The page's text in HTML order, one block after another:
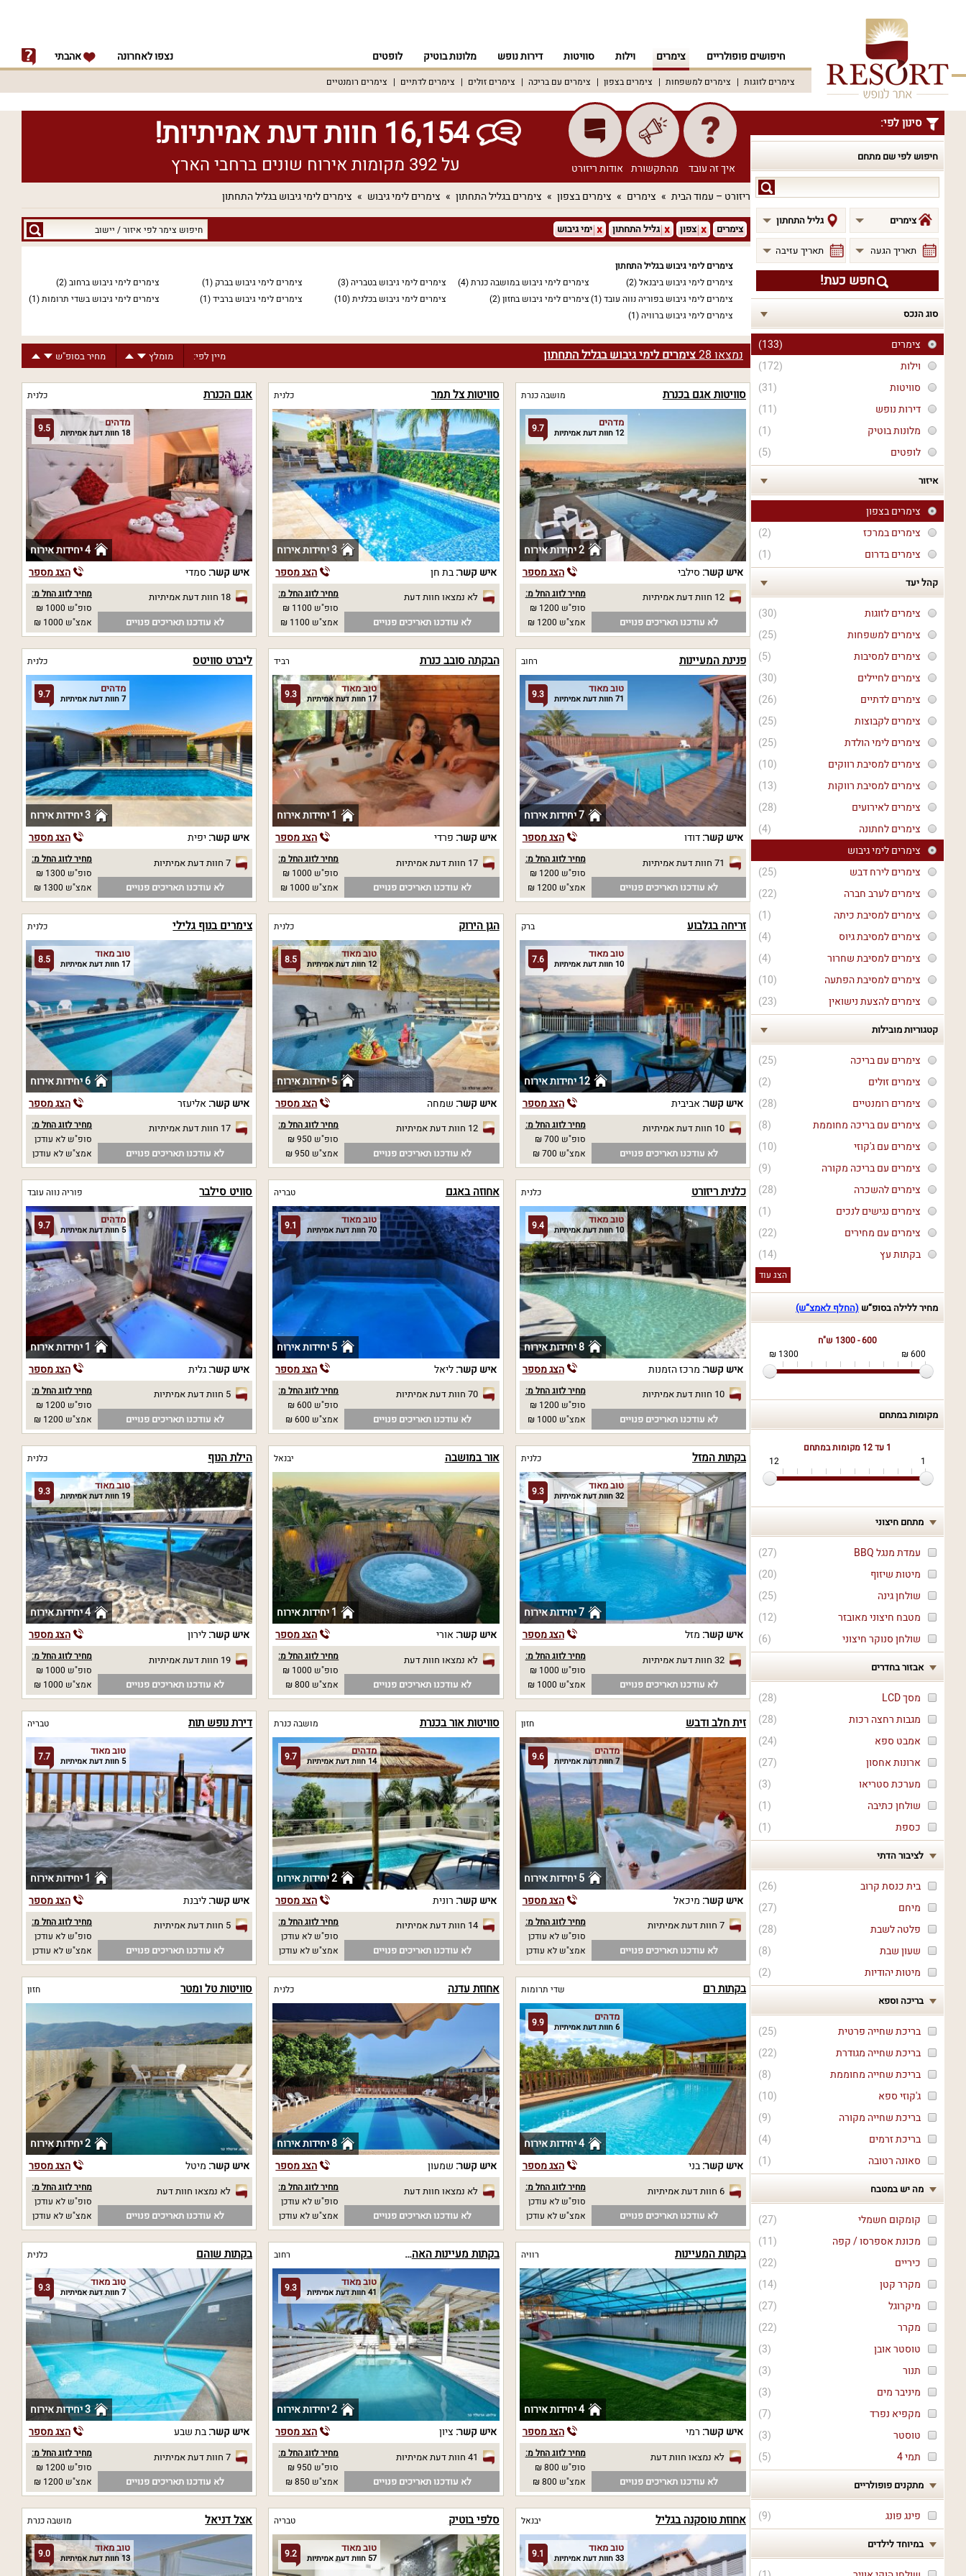
חיפושים פופולריים צימרים וילות סוויטות דירות נופש מלונות בוטיק לופטים נצפו לאחרונה אהבתי
צימרים לזוגות צימרים למשפחות צימרים בצפון צימרים עם בריכה צימרים זולים צימרים לדתיים צימרים רומנטיים
סינון לפי:
חיפוש לפי שם מתחם
לפי
שם
מתחם
צימרים גליל התחתון
תאריך הגעה תאריך עזיבה
חפש כעת!
סוג הנכס
(133)
צימרים
(172)
וילות
(31)
סוויטות
(11)
דירות נופש
(1)
מלונות בוטיק
(5)
לופטים
איזור
צימרים בצפון
(2)
צימרים במרכז
(1)
צימרים בדרום
קהל יעד
(30)
צימרים לזוגות
(25)
צימרים למשפחות
(5)
צימרים למסיבות
(30)
צימרים לחיילים
(26)
צימרים לדתיים
(25)
צימרים לקבוצות
(25)
צימרים לימי הולדת
(10)
צימרים למסיבת רווקים
(13)
צימרים למסיבת רווקות
(28)
צימרים לאירועים
(4)
צימרים לחתונה
צימרים לימי גיבוש
(25)
צימרים לירח דבש
(22)
צימרים לערב חברה
(1)
צימרים למסיבת כיתה
(4)
צימרים למסיבת גיוס
(4)
צימרים למסיבת שחרור
(10)
צימרים למסיבת הפתעה
(23)
צימרים להצעת נישואין
קטגוריות מובילות
(25)
צימרים עם בריכה
(2)
צימרים זולים
(28)
צימרים רומנטיים
(8)
צימרים עם בריכה מחוממת
(10)
צימרים עם ג'קוזי
(9)
צימרים עם בריכה מקורה
(28)
צימרים להשכרה
(1)
צימרים נגישים לנכים
(22)
צימרים עם מחירים
(14)
בקתות עץ
הצג עוד
מחיר ללילה בסופ“ש (החלף לאמצ“ש)
600 - 1300 ש"ח
600 ₪
1300 ₪
מקומות במתחם
1 עד 12
מקומות במתחם
1
12
מתחם חיצוני
(
27
)
עמדת מנגל BBQ
(
20
)
מיטות שיזוף
(
25
)
שולחן גינה
(
12
)
מטבח חיצוני מאובזר
(
6
) שולחן סנוקר חיצוני
אבזור בחדרים
(
28
)
מסך LCD
(
28
)
מגבות רחצה רכות
(
24
)
אמבט ספא
(
27
)
ארונות אחסון
(
3
)
מערכת סטריאו
(
1
)
שולחן כתיבה
(
1
) כספת
לציבור הדתי
(
26
)
בית כנסת קרוב
(
27
)
מיחם
(
28
)
פלטה לשבת
(
8
)
שעון שבת
(
2
) מיטות יהודיות
בריכה וספא
(
25
)
בריכת שחייה פרטית
(
22
)
בריכת שחייה מגודרת
(
8
)
בריכת שחייה מחוממת
(
10
)
ג'קוזי ספא
(
9
)
בריכת שחייה מקורה
(
4
)
בריכת זרמים
(
1
) סאונה רטובה
מה יש במטבח
(
27
)
קומקום חשמלי
(
11
)
מכונת אספרסו / קפה
(
22
)
כיריים
(
14
)
מקרר קטן
(
27
)
מיקרוגל
(
22
)
מקרר
(
3
)
טוסטר אובן
(
3
)
תנור
(
3
)
מיניבר מים
(
7
)
מקפיא נפרד
(
3
)
טוסטר
(
5
) תמי 4
מתקנים פופולריים
(
9
) פינג פונג
במיוחד לילדים
איך זה עובד מהתקשורת אודות ריזורט
16,154 חוות דעת אמיתיות!
על 392 מקומות אירוח שונים ברחבי הארץ
ריזורט – עמוד הבית צימרים צימרים בצפון צימרים בגליל התחתון צימרים לימי גיבוש צימרים לימי גיבוש בגליל התחתון
חיפוש
צימר
איזור
/
צימרים צפון גליל התחתון ימי גיבוש
צימרים לימי גיבוש בגליל התחתון
צימרים לימי גיבוש ביבנאל(2) צימרים לימי גיבוש במושבה כנרת(4) צימרים לימי גיבוש בטבריה(3) צימרים לימי גיבוש בברק (1) צימרים לימי גיבוש ברחוב(2)
צימרים לימי גיבוש בפוריה נווה עובד(1) צימרים לימי גיבוש בחזון(2) צימרים לימי גיבוש בכלנית(10) צימרים לימי גיבוש ברביד(1) צימרים לימי גיבוש בשדי תרומות(1)
צימרים לימי גיבוש ברוויה(1)
נמצאו28צימרים לימי גיבוש בגליל התחתון מיין לפי: מומלץ מחיר בסופ"ש
סוויטות אגם בכנרת מושבה כנרת
9.7 מדהים
12 חוות דעת אמיתיות
2 יחידות אירוח
איש קשר: סילבי הצג מספר
12 חוות דעת אמיתיות
לא עודכנו תאריכים פנויים
מחיר לזוג החל מ:
סופ"ש 1200 ₪
אמצ"ש 1200 ₪
סוויטות צל תמר כלנית
3 יחידות אירוח
איש קשר:בת חן הצג מספר
לא נמצאו חוות דעת
לא עודכנו תאריכים פנויים
מחיר לזוג החל מ:
סופ"ש 1100 ₪
אמצ"ש 1100 ₪
אגם הכנרת כלנית
9.5 מדהים
18 חוות דעת אמיתיות
4 יחידות אירוח
איש קשר: סמדי הצג מספר
18 חוות דעת אמיתיות
לא עודכנו תאריכים פנויים
מחיר לזוג החל מ:
סופ"ש 1000 ₪
אמצ"ש 1000 ₪
פנינת המעיינות רחוב
9.3 טוב מאוד
71 חוות דעת אמיתיות
7 יחידות אירוח
איש קשר:דודו הצג מספר
71 חוות דעת אמיתיות
לא עודכנו תאריכים פנויים
מחיר לזוג החל מ:
סופ"ש 1200 ₪
אמצ"ש 1200 ₪
הבקתה סובב כנרת רביד
9.3 טוב מאוד
17 חוות דעת אמיתיות
1 יחידות אירוח
איש קשר: פרדי הצג מספר
17 חוות דעת אמיתיות
לא עודכנו תאריכים פנויים
מחיר לזוג החל מ:
סופ"ש 1000 ₪
אמצ"ש 1000 ₪
ליברט סוויטס כלנית
9.7 מדהים
7 חוות דעת אמיתיות
3 יחידות אירוח
איש קשר:יפית הצג מספר
7 חוות דעת אמיתיות
לא עודכנו תאריכים פנויים
מחיר לזוג החל מ:
סופ"ש 1300 ₪
אמצ"ש 1300 ₪
זריחה בגלבוע ברק
7.6 טוב מאוד
10 חוות דעת אמיתיות
12 יחידות אירוח
איש קשר: אביבית הצג מספר
10 חוות דעת אמיתיות
לא עודכנו תאריכים פנויים
מחיר לזוג החל מ:
סופ"ש 700 ₪
אמצ"ש 700 ₪
הגן הירוק כלנית
8.5 טוב מאוד
12 חוות דעת אמיתיות
5 יחידות אירוח
איש קשר: שמחה הצג מספר
12 חוות דעת אמיתיות
לא עודכנו תאריכים פנויים
מחיר לזוג החל מ:
סופ"ש 950 ₪
אמצ"ש 950 ₪
צימרים בנוף גלילי כלנית
8.5 טוב מאוד
17 חוות דעת אמיתיות
6 יחידות אירוח
איש קשר: אליעזר הצג מספר
17 חוות דעת אמיתיות
לא עודכנו תאריכים פנויים
מחיר לזוג החל מ:
סופ"ש לא עודכן
אמצ"ש לא עודכן
כלנית ריזורט כלנית
9.4 טוב מאוד
10 חוות דעת אמיתיות
8 יחידות אירוח
איש קשר: מרכז הזמנות הצג מספר
10 חוות דעת אמיתיות
לא עודכנו תאריכים פנויים
מחיר לזוג החל מ:
סופ"ש 1200 ₪
אמצ"ש 1000 ₪
אחוזה באגם טבריה
9.1 טוב מאוד
70 חוות דעת אמיתיות
5 יחידות אירוח
איש קשר:ליאל הצג מספר
70 חוות דעת אמיתיות
לא עודכנו תאריכים פנויים
מחיר לזוג החל מ:
סופ"ש 600 ₪
אמצ"ש 600 ₪
סוויט סילבר פוריה נווה עובד
9.7 מדהים
5 חוות דעת אמיתיות
1 יחידות אירוח
איש קשר:גלית הצג מספר
5 חוות דעת אמיתיות
לא עודכנו תאריכים פנויים
מחיר לזוג החל מ:
סופ"ש 1200 ₪
אמצ"ש 1200 ₪
בקתות המזל כלנית
9.3 טוב מאוד
32 חוות דעת אמיתיות
7 יחידות אירוח
איש קשר: מזל הצג מספר
32 חוות דעת אמיתיות
לא עודכנו תאריכים פנויים
מחיר לזוג החל מ:
סופ"ש 1000 ₪
אמצ"ש 1000 ₪
אור במושבה יבנאל
1 יחידות אירוח
איש קשר: אורי הצג מספר
לא נמצאו חוות דעת
לא עודכנו תאריכים פנויים
מחיר לזוג החל מ:
סופ"ש 1000 ₪
אמצ"ש 800 ₪
הילת הנוף כלנית
9.3 טוב מאוד
19 חוות דעת אמיתיות
4 יחידות אירוח
איש קשר:לירון הצג מספר
19 חוות דעת אמיתיות
לא עודכנו תאריכים פנויים
מחיר לזוג החל מ:
סופ"ש 1000 ₪
אמצ"ש 1000 ₪
זית חלב ודבש חזון
9.6 מדהים
7 חוות דעת אמיתיות
5 יחידות אירוח
איש קשר: מיכאל הצג מספר
7 חוות דעת אמיתיות
לא עודכנו תאריכים פנויים
מחיר לזוג החל מ:
סופ"ש לא עודכן
אמצ"ש לא עודכן
סוויטות אור בכנרת מושבה כנרת
9.7 מדהים
14 חוות דעת אמיתיות
2 יחידות אירוח
איש קשר: רונית הצג מספר
14 חוות דעת אמיתיות
לא עודכנו תאריכים פנויים
מחיר לזוג החל מ:
סופ"ש לא עודכן
אמצ"ש לא עודכן
דירת נופש תות טבריה
7.7 טוב מאוד
5 חוות דעת אמיתיות
1 יחידות אירוח
איש קשר:ליבנת הצג מספר
5 חוות דעת אמיתיות
לא עודכנו תאריכים פנויים
מחיר לזוג החל מ:
סופ"ש לא עודכן
אמצ"ש לא עודכן
בקתות רם שדי תרומות
9.9 מדהים
6 חוות דעת אמיתיות
4 יחידות אירוח
איש קשר:בני הצג מספר
6 חוות דעת אמיתיות
לא עודכנו תאריכים פנויים
מחיר לזוג החל מ:
סופ"ש לא עודכן
אמצ"ש לא עודכן
אחוזת עדנה כלנית
8 יחידות אירוח
איש קשר: שמעון הצג מספר
לא נמצאו חוות דעת
לא עודכנו תאריכים פנויים
מחיר לזוג החל מ:
סופ"ש לא עודכן
אמצ"ש לא עודכן
סוויטות טל ומטר חזון
2 יחידות אירוח
איש קשר: מיטל הצג מספר
לא נמצאו חוות דעת
לא עודכנו תאריכים פנויים
מחיר לזוג החל מ:
סופ"ש לא עודכן
אמצ"ש לא עודכן
בקתות המעיינות רוויה
4 יחידות אירוח
איש קשר: רמי הצג מספר
לא נמצאו חוות דעת
לא עודכנו תאריכים פנויים
מחיר לזוג החל מ:
סופ"ש 800 ₪
אמצ"ש 800 ₪
בקתות מעיינות האהבה רחוב
9.3 טוב מאוד
41 חוות דעת אמיתיות
2 יחידות אירוח
איש קשר: ציון הצג מספר
41 חוות דעת אמיתיות
לא עודכנו תאריכים פנויים
מחיר לזוג החל מ:
סופ"ש 950 ₪
אמצ"ש 850 ₪
בקתות שוהם כלנית
9.3 טוב מאוד
7 חוות דעת אמיתיות
3 יחידות אירוח
איש קשר:בת שבע הצג מספר
7 חוות דעת אמיתיות
לא עודכנו תאריכים פנויים
מחיר לזוג החל מ:
סופ"ש 1200 ₪
אמצ"ש 1200 ₪
אחוזת טוסקנה בגליל יבנאל
9.1 טוב מאוד
33 חוות דעת אמיתיות
סלפי בוטיק טבריה
9.2 טוב מאוד
57 חוות דעת אמיתיות
אצל דניאל מושבה כנרת
9.0 טוב מאוד
13 חוות דעת אמיתיות